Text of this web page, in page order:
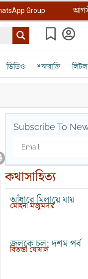
Group
ভিডিও শব্দবাজি
Subscribe To
কথাসাহিত্য
আঁধারে মিলায়ে যায়
মোহনা মজুমদার
জলকে চল: দশম পর্ব
বিতস্তা ঘোষাল